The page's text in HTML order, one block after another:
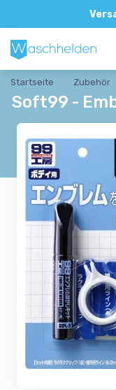
Startseite Zubehör
Soft99 -